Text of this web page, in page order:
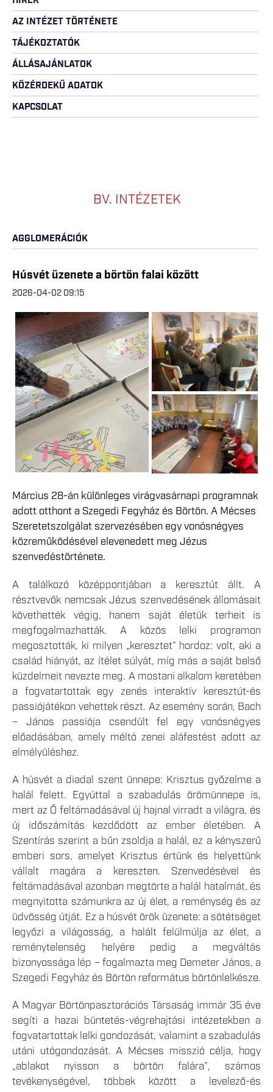
AZ INTÉZET TÖRTÉNETE
TÁJÉKOZTATÓK
ÁLLÁSAJÁNLATOK
KÖZÉRDEKŰ ADATOK
KAPCSOLAT
BV. INTÉZETEK
AGGLOMERÁCIÓK
Húsvét üzenete a börtön falai között
2026-04-02 09:15
Március 28-án különleges virágvasárnapi programnak
adott otthont a Szegedi Fegyház és Börtön. A Mécses
Szeretetszolgálat szervezésében egy vonósnégyes
közreműködésével elevenedett meg Jézus
szenvedéstörténete.
A találkozó középpontjában a keresztút állt. A
résztvevők nemcsak Jézus szenvedésének állomásait
követhették végig, hanem saját életük terheit is
megfogalmazhatták. A közös lelki programon
megosztották, ki milyen „keresztet” hordoz: volt, aki a
család hiányát, az ítélet súlyát, míg más a saját belső
küzdelmeit nevezte meg. A mostani alkalom keretében
a fogvatartottak egy zenés interaktív keresztút-és
passiójátékon vehettek részt. Az esemény során, Bach
– János passiója csendült fel egy vonósnégyes
előadásában, amely méltó zenei aláfestést adott az
elmélyüléshez.
A húsvét a diadal szent ünnepe: Krisztus győzelme a
halál felett. Egyúttal a szabadulás örömünnepe is,
mert az Ő feltámadásával új hajnal virradt a világra, és
új időszámítás kezdődött az ember életében. A
Szentírás szerint a bűn zsoldja a halál, ez a kényszerű
emberi sors, amelyet Krisztus értünk és helyettünk
vállalt magára a kereszten. Szenvedésével és
feltámadásával azonban megtörte a halál hatalmát, és
megnyitotta számunkra az új élet, a reménység és az
üdvösség útját. Ez a húsvét örök üzenete: a sötétséget
legyőzi a világosság, a halált felülmúlja az élet, a
reménytelenség helyére pedig a megváltás
bizonyossága lép – fogalmazta meg Demeter János, a
Szegedi Fegyház és Börtön református börtönlelkésze.
A Magyar Börtönpasztorációs Társaság immár 35 éve
segíti a hazai büntetés-végrehajtási intézetekben a
fogvatartottak lelki gondozását, valamint a szabadulás
utáni utógondozását. A Mécses misszió célja, hogy
„ablakot nyisson a börtön falára”, számos
tevékenységével, többek között a levelező-és